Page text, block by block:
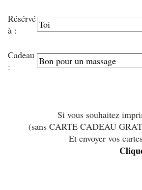
Résérvé
à :
Cadeau
:
Si vous souhaitez
(sans CARTE CADEAU
Et envoyer vos